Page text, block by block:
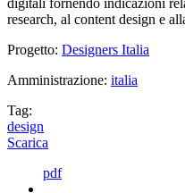
digitali fornendo indicazioni
research, al content design e
Progetto: Designers Italia
Amministrazione: italia
Tag:
design
Scarica
pdf